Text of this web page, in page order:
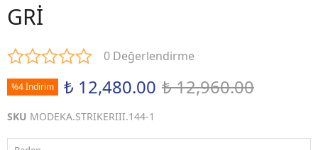
GRİ
0 Değerlendirme
%4 İndirim ₺ 12,480.00 ₺ 12,960.00
SKU MODEKA.STRIKERIII.144-1